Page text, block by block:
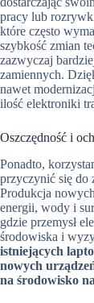
pracy lub
które często
szybkość zmian
zazwyczaj
zamiennych.
nawet
ilość elektroniki
Oszczędność i
Ponadto,
przyczynić się do
Produkcja
energii, wody i
gdzie przemysł
środowiska i
istniejących
nowych
na środowisko